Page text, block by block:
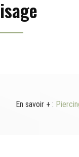
En savoir + :